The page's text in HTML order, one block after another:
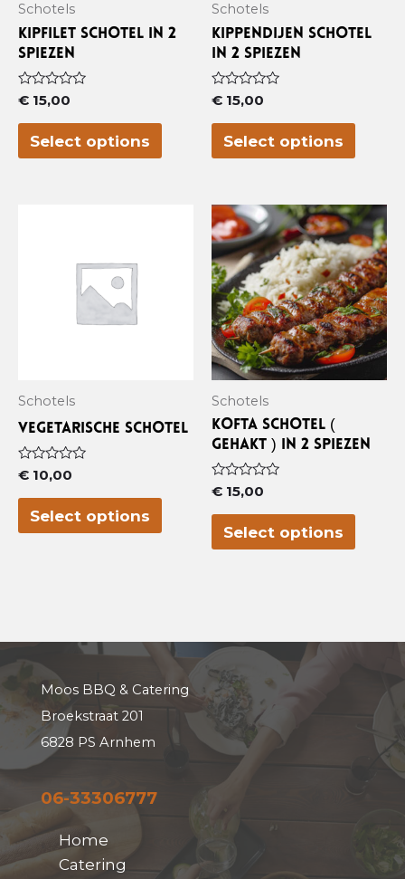
Schotels
Kipfilet schotel in 2
spiezen
Waardering
uit
€ 15,00
Select options
Schotels
Kippendijen schotel
in 2 spiezen
Waardering
uit
€ 15,00
Select options
Schotels
Vegetarische schotel
Waardering
uit
€ 10,00
Select options
Schotels
Kofta schotel (
gehakt ) in 2 spiezen
Waardering
uit
€ 15,00
Select options
Moos BBQ & Catering
Broekstraat 201
6828 PS Arnhem
06-33306777
Home
Catering